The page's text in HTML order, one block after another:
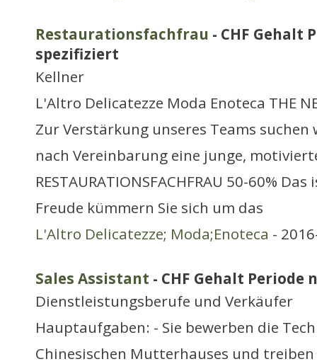
Restaurationsfachfrau - CHF Gehalt
spezifiziert
Kellner
L'Altro Delicatezze Moda Enoteca THE
Zur Verstärkung unseres Teams
nach Vereinbarung eine junge,
RESTAURATIONSFACHFRAU 50-60%
Freude kümmern Sie sich um das
L'Altro Delicatezze; Moda;Enoteca -
Sales Assistant - CHF Gehalt
Dienstleistungsberufe und Verkäufer
Hauptaufgaben: - Sie bewerben die
Chinesischen Mutterhauses und